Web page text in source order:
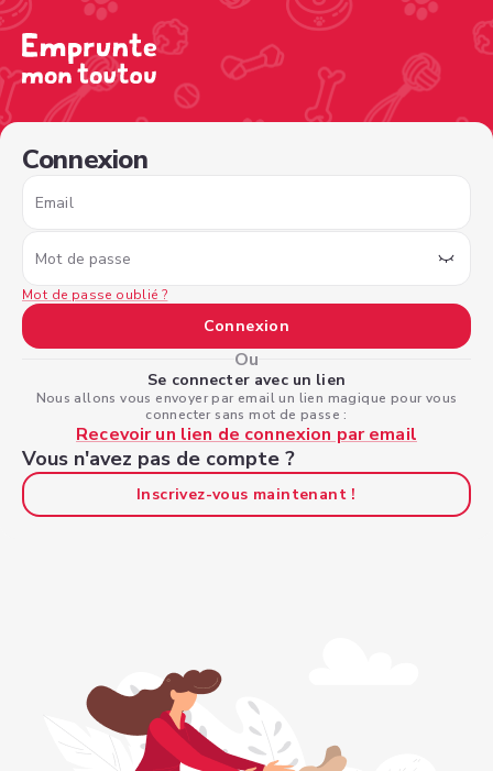
Connexion
Email
Mot de passe
Mot de passe oublié ?
Connexion
Ou
Se connecter avec un lien
Nous allons vous envoyer par email un lien magique pour vous
connecter sans mot de passe :
Recevoir un lien de connexion par email
Vous n'avez pas de compte ?
Inscrivez-vous maintenant !
/sign-in?nextPage=%2Fview-profile%2F5d0e0571-a368-